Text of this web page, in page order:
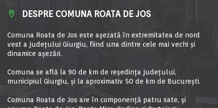
DESPRE COMUNA ROATA DE JOS
Comuna Roata de Jos este aşezată în extremitatea de nord
vest a judeţului Giurgiu, fiind una dintre cele mai vechi şi
dinamice aşezări.
Comuna se află la 90 de km de reşedinţa judeţului,
municipiul Giurgiu, şi la aproximativ 50 de km de Bucureşti.
Comuna Roata de Jos are în componență patru sate, și